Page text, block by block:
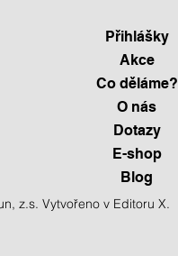
Přihlášky
Akce
Co děláme?
O nás
Dotazy
E-shop
Blog
z.s. Vytvořeno v Editoru X.